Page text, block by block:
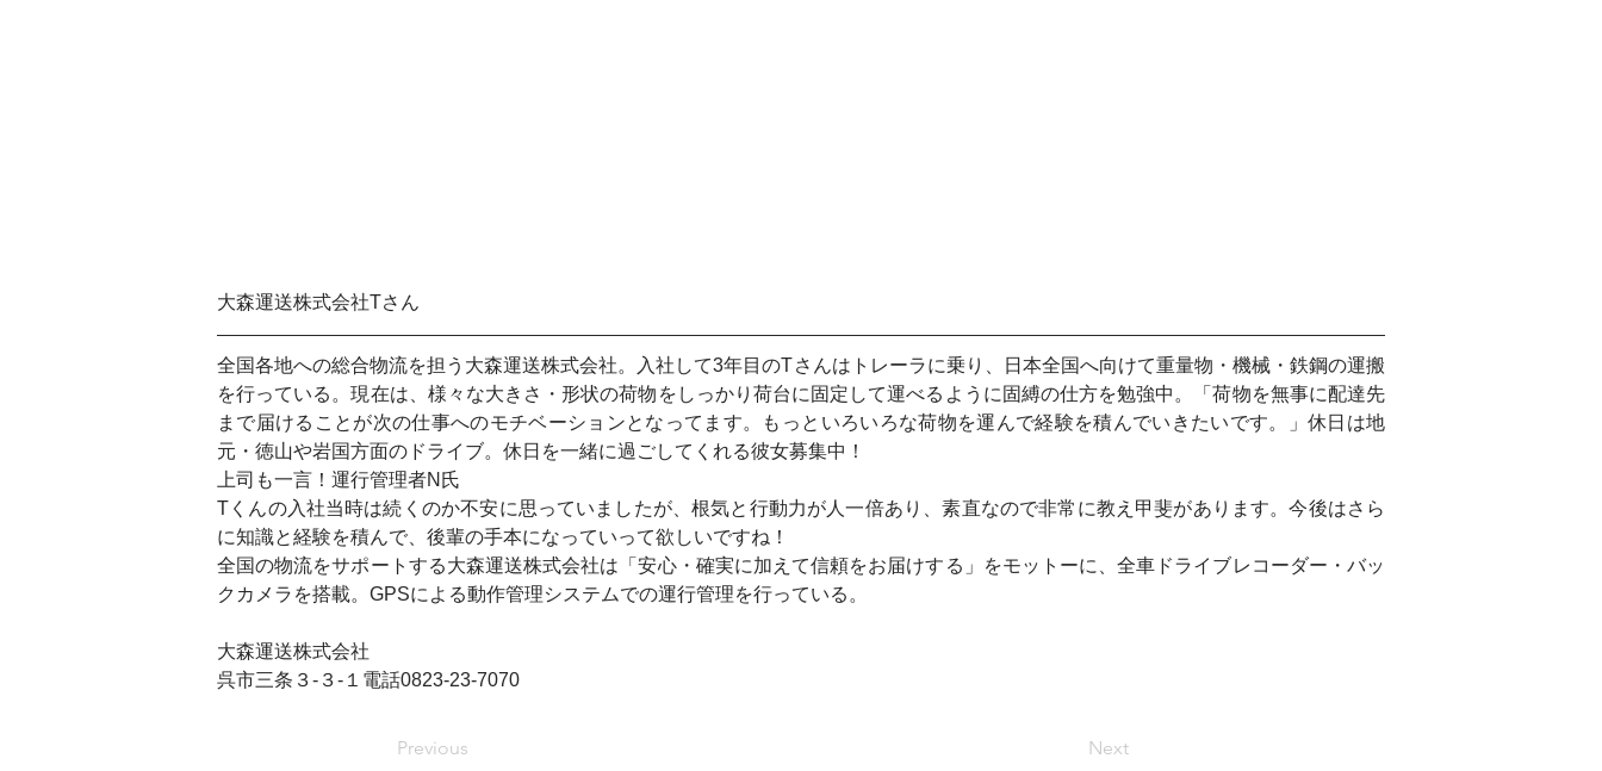
大森運送株式会社Tさん
全国各地への総合物流を担う大森運送株式会社。入社して3年目のTさんはトレーラに乗り、日本全国へ向けて重量物・機械・鉄鋼の運搬
を行っている。現在は、様々な大きさ・形状の荷物をしっかり荷台に固定して運べるように固縛の仕方を勉強中。「荷物を無事に配達先
まで届けることが次の仕事へのモチベーションとなってます。もっといろいろな荷物を運んで経験を積んでいきたいです。」休日は地
元・徳山や岩国方面のドライブ。休日を一緒に過ごしてくれる彼女募集中！
上司も一言！運行管理者N氏
Tくんの入社当時は続くのか不安に思っていましたが、根気と行動力が人一倍あり、素直なので非常に教え甲斐があります。今後はさら
に知識と経験を積んで、後輩の手本になっていって欲しいですね！
全国の物流をサポートする大森運送株式会社は「安心・確実に加えて信頼をお届けする」をモットーに、全車ドライブレコーダー・バッ
クカメラを搭載。GPSによる動作管理システムでの運行管理を行っている。
大森運送株式会社
呉市三条３-３-１電話0823-23-7070
Previous Next